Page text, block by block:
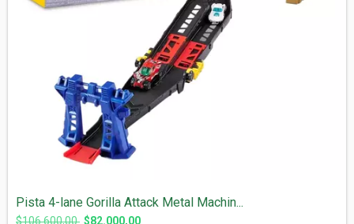
Pista 4-lane Gorilla Attack Metal Machin...
$106.600,00 $82.000,00